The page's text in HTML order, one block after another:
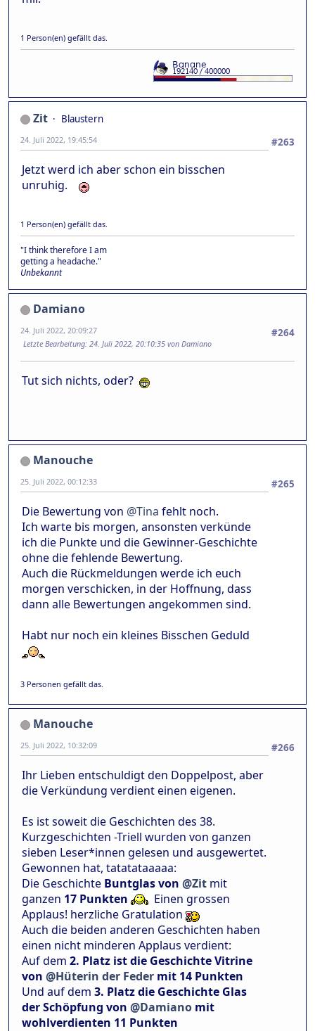
1 Person(en) gefällt das.
Zit
Blaustern
#263
24. Juli 2022, 19:45:54
Jetzt werd ich aber schon ein bisschen
unruhig.
1 Person(en) gefällt das.
"I think therefore I am
getting a headache."
Unbekannt
Damiano
#264
24. Juli 2022, 20:09:27
Letzte Bearbeitung: 24. Juli 2022, 20:10:35 von Damiano
Tut sich nichts, oder?
Manouche
#265
25. Juli 2022, 00:12:33
Die Bewertung von @Tina fehlt noch.
Ich warte bis morgen, ansonsten verkünde
ich die Punkte und die Gewinner-Geschichte
ohne die fehlende Bewertung.
Auch die Rückmeldungen werde ich euch
morgen verschicken, in der Hoffnung, dass
dann alle Bewertungen angekommen sind.
Habt nur noch ein kleines Bisschen Geduld
3 Personen gefällt das.
Manouche
#266
25. Juli 2022, 10:32:09
Ihr Lieben entschuldigt den Doppelpost, aber
die Verkündung verdient einen eigenen.
Es ist soweit die Geschichten des 38.
Kurzgeschichten -Triell wurden von ganzen
sieben Leser*innen gelesen und ausgewertet.
Gewonnen hat, tatatataaaaa:
Die Geschichte Buntglas von @Zit mit
ganzen 17 Punkten
Einen grossen
Applaus! herzliche Gratulation
Auch die beiden anderen Geschichten haben
einen nicht minderen Applaus verdient:
Auf dem 2. Platz ist die Geschichte Vitrine
von @Hüterin der Feder mit 14 Punkten
Und auf dem 3. Platz die Geschichte Glas
der Schöpfung von @Damiano mit
wohlverdienten 11 Punkten